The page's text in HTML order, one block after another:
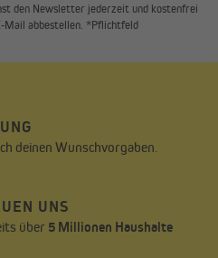
den Newsletter jederzeit und kostenfrei
Mail abbestellen. *Pflichtfeld
deinen Wunschvorgaben.
UNS
über 5 Millionen Haushalte